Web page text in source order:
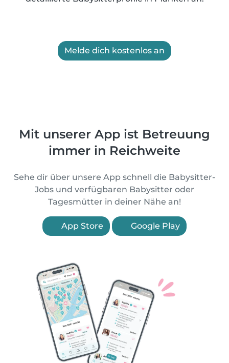
Melde dich kostenlos an
Mit unserer App ist Betreuung
immer in Reichweite
Sehe dir über unsere App schnell die Babysitter-
Jobs und verfügbaren Babysitter oder
Tagesmütter in deiner Nähe an!
App Store Google Play